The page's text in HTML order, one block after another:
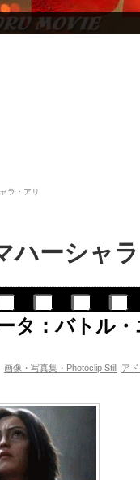
ラ・アリ
ハーシャ
タ：バトル
画像・写真集・Photoclip Still ア